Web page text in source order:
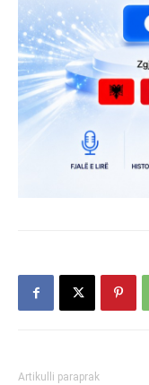
Artikulli paraprak